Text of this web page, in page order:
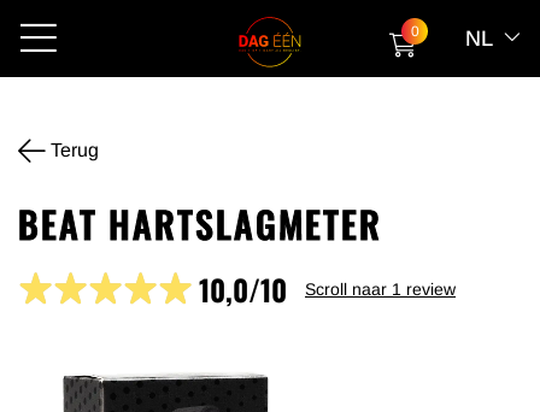
0 NL
Terug
BEAT HARTSLAGMETER
10,0/10 Scroll naar 1 review